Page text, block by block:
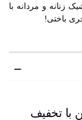
زنانه و مردانه با
باختی!
خرید آنلاین با تخفیف